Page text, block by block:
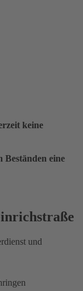
keine
Beständen eine
und